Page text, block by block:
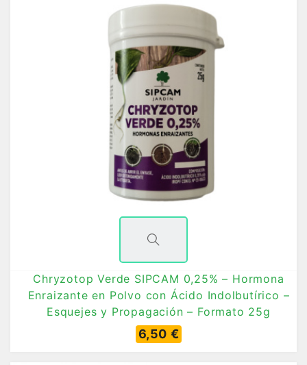
Chryzotop Verde SIPCAM 0,25% – Hormona
Enraizante en Polvo con Ácido Indolbutírico –
Esquejes y Propagación – Formato 25g
6,50 €